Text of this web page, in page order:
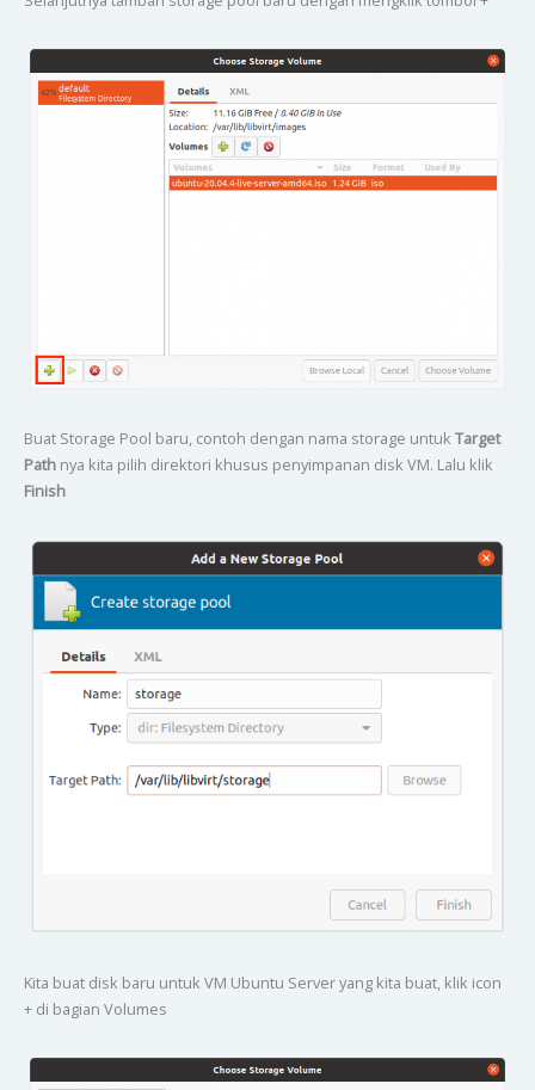
Buat Storage Pool baru, contoh dengan nama storage untuk Target
Path nya kita pilih direktori khusus penyimpanan disk VM. Lalu klik
Finish
Kita buat disk baru untuk VM Ubuntu Server yang kita buat, klik icon
+ di bagian Volumes